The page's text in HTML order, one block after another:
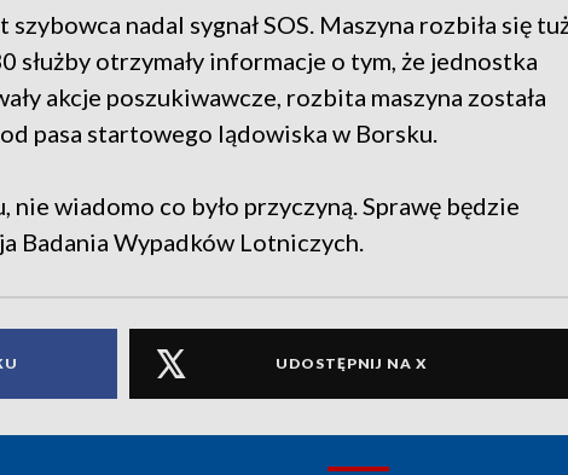
nadal sygnał SOS. Maszyna rozbiła się
służby otrzymały informacje o tym, że jednostka
akcje poszukiwawcze, rozbita maszyna została
pasa startowego lądowiska w Borsku.
nie wiadomo co było przyczyną. Sprawę będzie
Badania Wypadków Lotniczych.
UDOSTĘPNIJ NA X